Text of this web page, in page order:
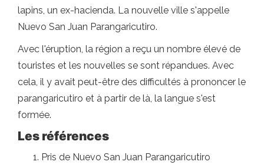
lapins, un ex-hacienda. La nouvelle ville s'appelle
Nuevo San Juan Parangaricutiro.
Avec l'éruption, la région a reçu un nombre élevé de
touristes et les nouvelles se sont répandues. Avec
cela, il y avait peut-être des difficultés à prononcer le
parangaricutiro et à partir de là, la langue s'est
formée.
Les références
Pris de Nuevo San Juan Parangaricutiro